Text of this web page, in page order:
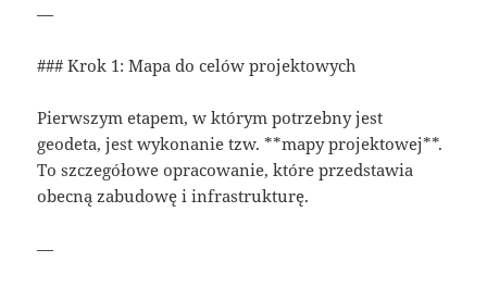
—
### Krok 1: Mapa do celów projektowych
Pierwszym etapem, w którym potrzebny jest
geodeta, jest wykonanie tzw. **mapy projektowej**.
To szczegółowe opracowanie, które przedstawia
obecną zabudowę i infrastrukturę.
—